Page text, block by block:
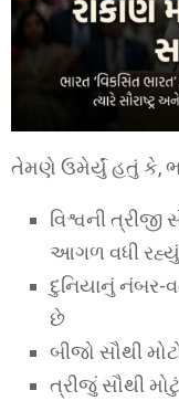
તેમણે ઉમેર્યું હતું કે,
વિશ્વની ત્રીજી
આગળ વધી
દુનિયાનું નંબર-
છે
બીજો સૌથી
ત્રીજું સૌથી